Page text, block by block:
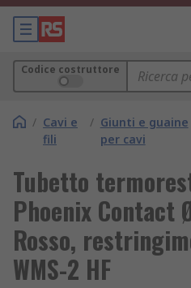
Codice costruttore
/ Cavi e
fili
/ Giunti e guaine
per cavi
Tubetto
Phoenix Contact
Rosso,
WMS-2 HF